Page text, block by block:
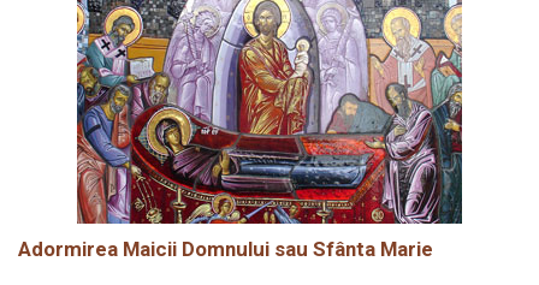
Adormirea Maicii Domnului sau Sfânta Marie